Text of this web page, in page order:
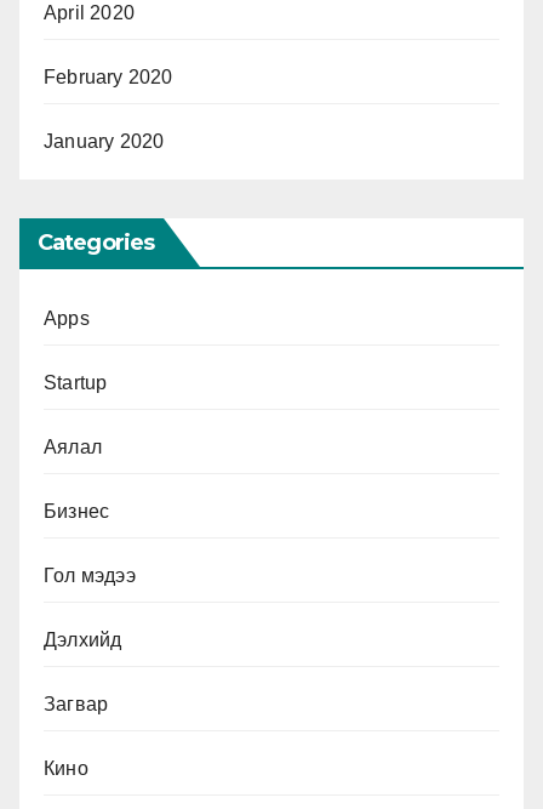
April 2020
February 2020
January 2020
Categories
Apps
Startup
Аялал
Бизнес
Гол мэдээ
Дэлхийд
Загвар
Кино